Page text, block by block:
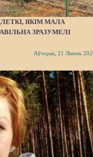
ЯКІМ МАЛА
ЗРАЗУМЕЛІ
Аўторак, 21 Ліпень